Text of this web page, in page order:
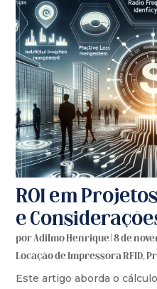
ROI em
e
porAdilmo Henrique|8 de
Locação de Impressora RFID,
Este artigo aborda o